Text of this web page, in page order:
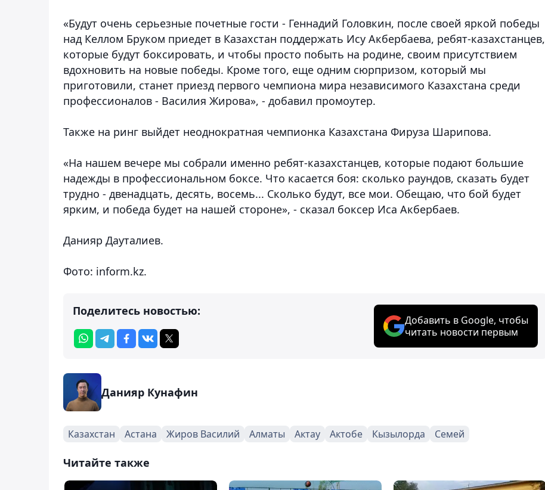
«Будут очень серьезные почетные гости - Геннадий Головкин, после своей яркой победы
над Келлом Бруком приедет в Казахстан поддержать Ису Акбербаева, ребят-казахстанцев,
которые будут боксировать, и чтобы просто побыть на родине, своим присутствием
вдохновить на новые победы. Кроме того, еще одним сюрпризом, который мы
приготовили, станет приезд первого чемпиона мира независимого Казахстана среди
профессионалов - Василия Жирова», - добавил промоутер.
Также на ринг выйдет неоднократная чемпионка Казахстана Фируза Шарипова.
«На нашем вечере мы собрали именно ребят-казахстанцев, которые подают большие
надежды в профессиональном боксе. Что касается боя: сколько раундов, сказать будет
трудно - двенадцать, десять, восемь... Сколько будут, все мои. Обещаю, что бой будет
ярким, и победа будет на нашей стороне», - сказал боксер Иса Акбербаев.
Данияр Дауталиев.
Фото: inform.kz.
Поделитесь новостью:
Добавить в Google, чтобы
читать новости первым
Данияр Кунафин
Казахстан Астана Жиров Василий Алматы Актау Актобе Кызылорда Семей
Читайте также